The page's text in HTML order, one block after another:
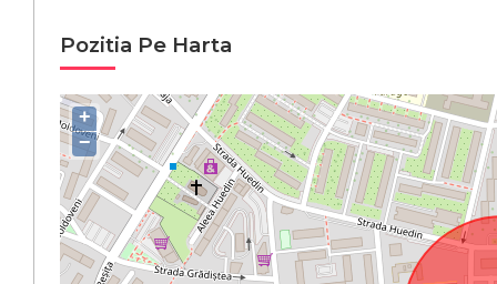
Pozitia Pe Harta